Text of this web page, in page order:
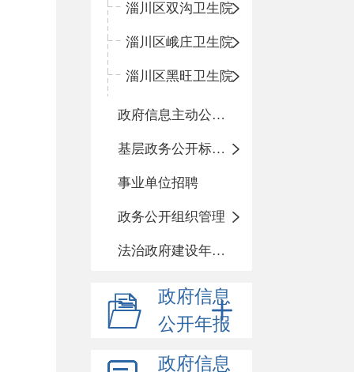
淄川区双沟卫生院
淄川区峨庄卫生院
淄川区黑旺卫生院
政府信息主动公开基本目录
基层政务公开标准化目录
事业单位招聘
政务公开组织管理
法治政府建设年度报告
政府信息
公开年报
政府信息